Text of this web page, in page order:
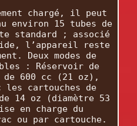
chargé, il peut
environ 15 tubes de
standard ; associé
l’appareil reste
Deux modes de
: Réservoir de
de 600 cc (21 oz),
les cartouches de
14 oz (diamètre 53
en charge du
ou par cartouche.